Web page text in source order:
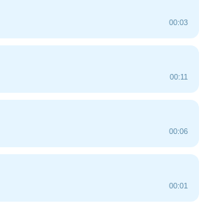
00:03
00:11
00:06
00:01